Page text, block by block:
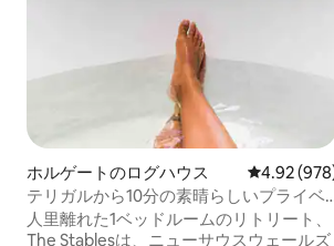
ホルゲートのログハウス レビュー
4.92
テリガルから10分の素晴らしいプライベ
ートリトリート
人里離れた1ベッドルームのリトリート、
The Stablesは、ニューサウスウェールズ